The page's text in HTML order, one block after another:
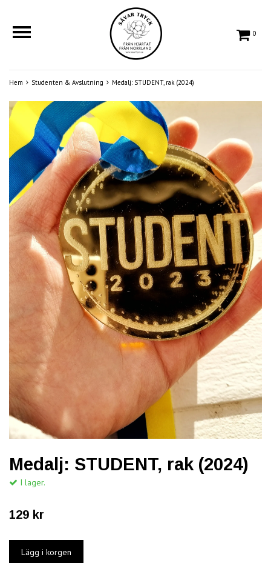
0
Hem Studenten & Avslutning Medalj: STUDENT, rak (2024)
Medalj: STUDENT, rak (2024)
I lager.
129 kr